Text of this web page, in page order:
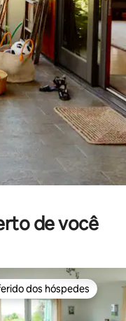
de você
dos hóspedes
dos hóspedes